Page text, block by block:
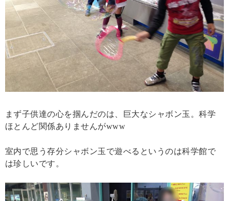
まず子供達の心を掴んだのは、巨大なシャボン玉。科学
ほとんど関係ありませんがwww
室内で思う存分シャボン玉で遊べるというのは科学館で
は珍しいです。